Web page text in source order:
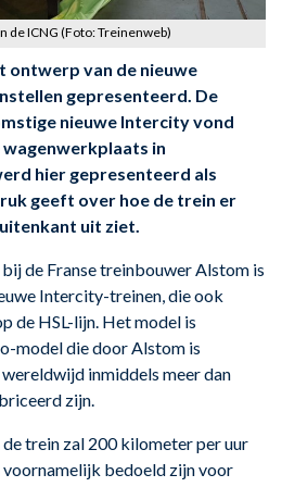
de ICNG (Foto: Treinenweb)
ontwerp van de nieuwe
gepresenteerd. De
nieuwe Intercity vond
in
hier gepresenteerd als
geeft over hoe de trein er
uit ziet.
de Franse treinbouwer Alstom is
Intercity-treinen, die ook
de HSL-lijn. Het model is
model die door Alstom is
inmiddels meer dan
zijn.
trein zal 200 kilometer per uur
voornamelijk bedoeld zijn voor